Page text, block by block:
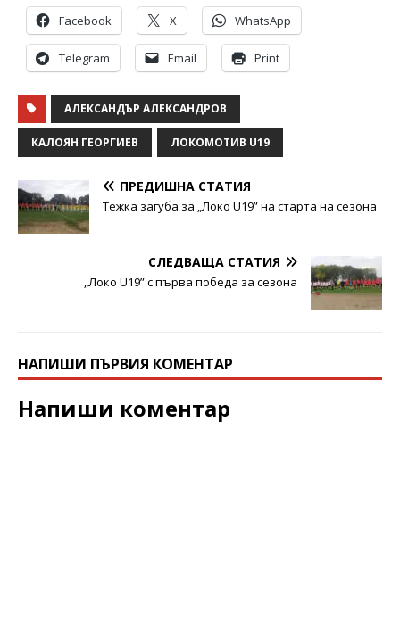
Facebook X WhatsApp
Telegram Email Print
АЛЕКСАНДЪР АЛЕКСАНДРОВ
КАЛОЯН ГЕОРГИЕВ ЛОКОМОТИВ U19
ПРЕДИШНА СТАТИЯ
Тежка загуба за „Локо U19” на старта на сезона
СЛЕДВАЩА СТАТИЯ
„Локо U19” с първа победа за сезона
НАПИШИ ПЪРВИЯ КОМЕНТАР
Напиши коментар